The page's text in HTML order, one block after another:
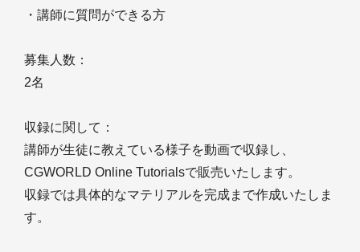
・講師に質問ができる方
募集人数：
2名
収録に関して：
講師が生徒に教えている様子を動画で収録し、
CGWORLD Online Tutorialsで販売いたします。
収録では具体的なマテリアルを完成まで作成いたしま
す。